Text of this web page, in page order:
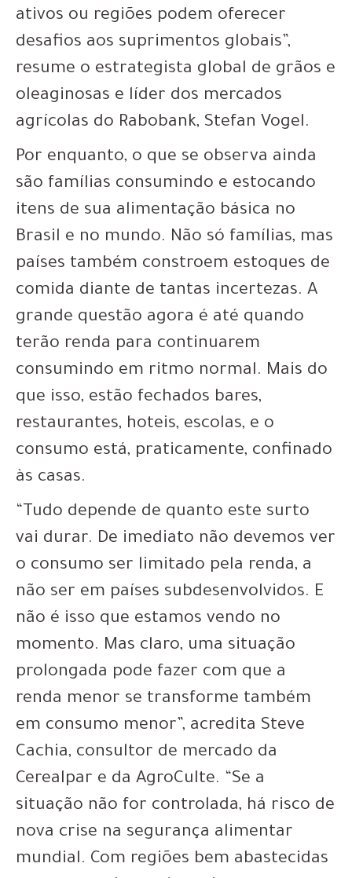
ativos ou regiões podem oferecer
desafios aos suprimentos globais”,
resume o estrategista global de grãos e
oleaginosas e líder dos mercados
agrícolas do Rabobank, Stefan Vogel.
Por enquanto, o que se observa ainda
são famílias consumindo e estocando
itens de sua alimentação básica no
Brasil e no mundo. Não só famílias, mas
países também constroem estoques de
comida diante de tantas incertezas. A
grande questão agora é até quando
terão renda para continuarem
consumindo em ritmo normal. Mais do
que isso, estão fechados bares,
restaurantes, hoteis, escolas, e o
consumo está, praticamente, confinado
às casas.
“Tudo depende de quanto este surto
vai durar. De imediato não devemos ver
o consumo ser limitado pela renda, a
não ser em países subdesenvolvidos. E
não é isso que estamos vendo no
momento. Mas claro, uma situação
prolongada pode fazer com que a
renda menor se transforme também
em consumo menor”, acredita Steve
Cachia, consultor de mercado da
Cerealpar e da AgroCulte. “Se a
situação não for controlada, há risco de
nova crise na segurança alimentar
mundial. Com regiões bem abastecidas